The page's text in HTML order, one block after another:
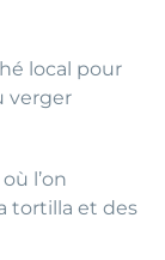
local pour
verger
l’on
tortilla et des